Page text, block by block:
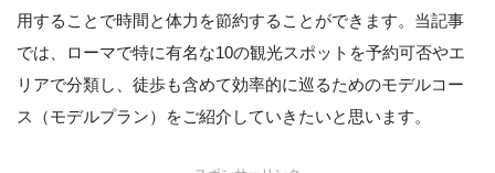
用することで時間と体力を節約することができます。当記事
では、ローマで特に有名な10の観光スポットを予約可否やエ
リアで分類し、徒歩も含めて効率的に巡るためのモデルコー
ス（モデルプラン）をご紹介していきたいと思います。